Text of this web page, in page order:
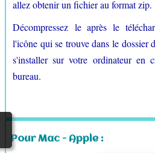
allez obtenir un fichier au format zip.
Décompressez le après le
l'icône qui se trouve dans le dossier
s'installer sur votre ordinateur en
bureau.
Pour Mac - Apple :